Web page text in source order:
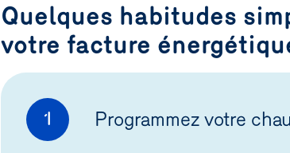
Quelques habitudes
votre facture
1 Programmez votre